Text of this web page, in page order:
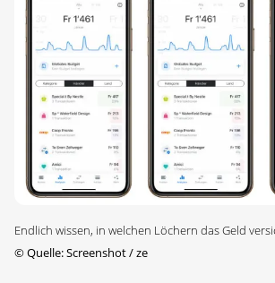
Endlich wissen, in welchen Löchern das Geld
©Quelle: Screenshot / ze